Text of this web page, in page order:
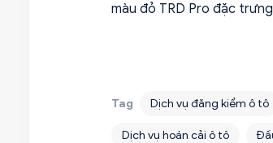
màu đỏ TRD Pro đặc
Tag Dịch vụ đăng kiểm ô tô
Dịch vụ hoán cải ô tô